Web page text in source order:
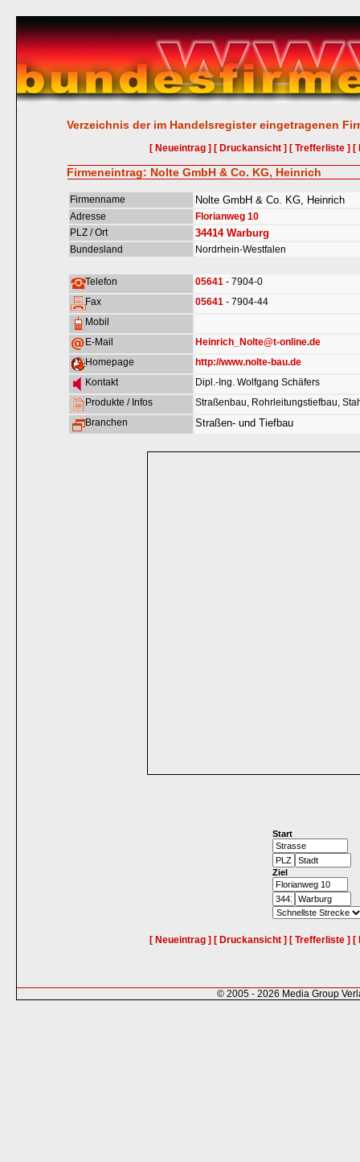
Verzeichnis der im Handelsregister eingetragenen
[ Neueintrag ] [ Druckansicht ] [ Trefferliste ] [
Firmeneintrag: Nolte GmbH & Co. KG, Heinrich
Firmenname Nolte GmbH & Co. KG, Heinrich
Adresse
Florianweg 10
PLZ / Ort
34414 Warburg
Bundesland Nordrhein-Westfalen
Telefon 05641 - 7904-0
Fax
05641 - 7904-44
Mobil
E-Mail
Heinrich_Nolte@t-online.de
Homepage
http://www.nolte-bau.de
Kontakt
Dipl.-Ing. Wolfgang Schäfers
Produkte / Infos
Straßenbau, Rohrleitungstiefbau,
Branchen
Straßen- und Tiefbau
Start
Ziel
[ Neueintrag ] [ Druckansicht ] [ Trefferliste ] [
© 2005 - 2026 Media Group